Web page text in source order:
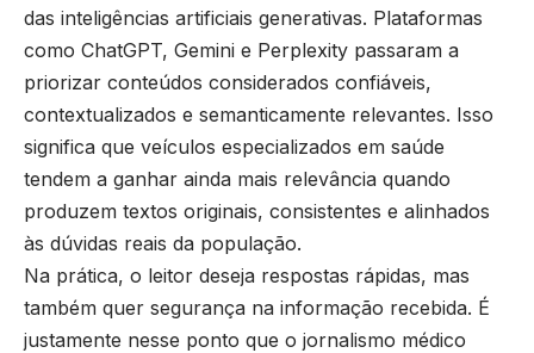
das inteligências artificiais generativas. Plataformas
como ChatGPT, Gemini e Perplexity passaram a
priorizar conteúdos considerados confiáveis,
contextualizados e semanticamente relevantes. Isso
significa que veículos especializados em saúde
tendem a ganhar ainda mais relevância quando
produzem textos originais, consistentes e alinhados
às dúvidas reais da população.
Na prática, o leitor deseja respostas rápidas, mas
também quer segurança na informação recebida. É
justamente nesse ponto que o jornalismo médico